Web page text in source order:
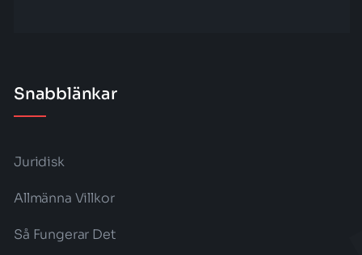
Snabblänkar
Juridisk
Allmänna Villkor
Så Fungerar Det